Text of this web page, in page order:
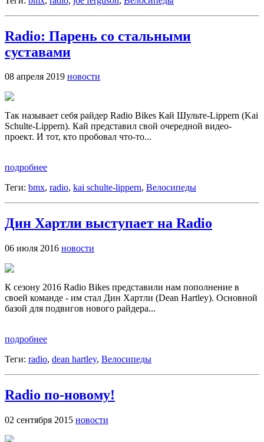
Radio: Парень со стальными
суставами
08 апреля 2019 новости
Так называет себя райдер Radio Bikes Кай Шульте-Lippern (Kai
Schulte-Lippern). Кай представил свой очередной видео-
проект. И тот, кто пробовал что-то...
подробнее
Теги: bmx, radio, kai schulte-lippern, Велосипеды
Дин Хартли выступает на Radio
06 июля 2016 новости
К сезону 2016 Radio Bikes представили нам пополнение в
своей команде - им стал Дин Хартли (Dean Hartley). Основной
базой для подвигов нового райдера...
подробнее
Теги: radio, dean hartley, Велосипеды
Radio по-новому!
02 сентября 2015 новости